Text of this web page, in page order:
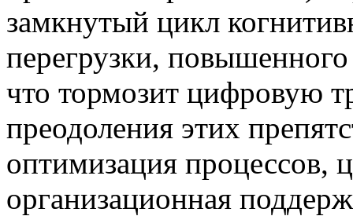
замкнутый цикл
перегрузки,
что тормозит цифровую
преодоления этих
оптимизация процессов,
организационная